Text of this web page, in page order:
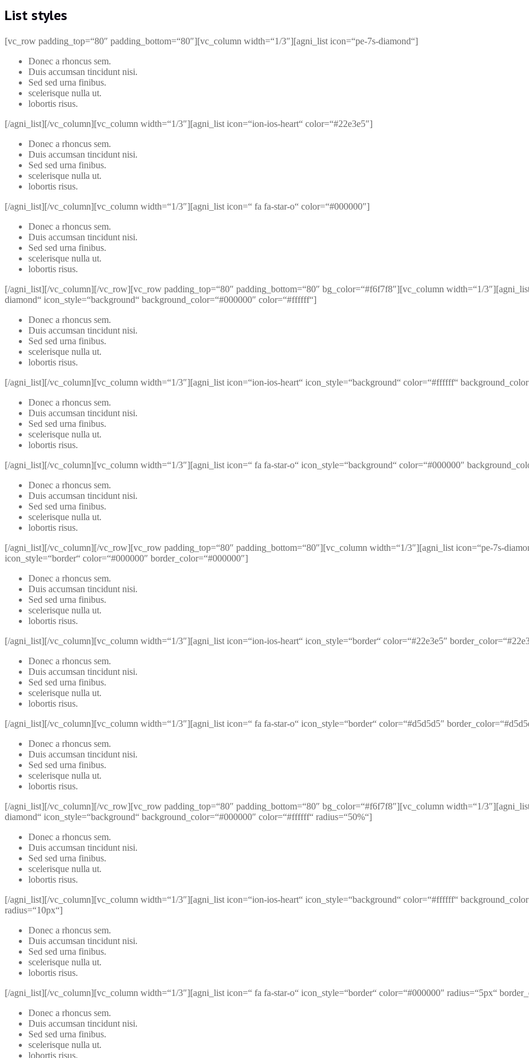
List styles
[vc_row padding_top=“80″ padding_bottom=“80″][vc_column width=“1/3″][agni_list icon=“pe-7s-diamond“]
Donec a rhoncus sem.
Duis accumsan tincidunt nisi.
Sed sed urna finibus.
scelerisque nulla ut.
lobortis risus.
[/agni_list][/vc_column][vc_column width=“1/3″][agni_list icon=“ion-ios-heart“ color=“#22e3e5″]
Donec a rhoncus sem.
Duis accumsan tincidunt nisi.
Sed sed urna finibus.
scelerisque nulla ut.
lobortis risus.
[/agni_list][/vc_column][vc_column width=“1/3″][agni_list icon=“ fa fa-star-o“ color=“#000000″]
Donec a rhoncus sem.
Duis accumsan tincidunt nisi.
Sed sed urna finibus.
scelerisque nulla ut.
lobortis risus.
[/agni_list][/vc_column][/vc_row][vc_row padding_top=“80″ padding_bottom=“80″ bg_color=“#f6f7f8″][vc_column width=“1/
diamond“ icon_style=“background“ background_color=“#000000″ color=“#ffffff“]
Donec a rhoncus sem.
Duis accumsan tincidunt nisi.
Sed sed urna finibus.
scelerisque nulla ut.
lobortis risus.
[/agni_list][/vc_column][vc_column width=“1/3″][agni_list icon=“ion-ios-heart“ icon_style=“background“ color=“#ffffff“
Donec a rhoncus sem.
Duis accumsan tincidunt nisi.
Sed sed urna finibus.
scelerisque nulla ut.
lobortis risus.
[/agni_list][/vc_column][vc_column width=“1/3″][agni_list icon=“ fa fa-star-o“ icon_style=“background“ color=“#000000″
Donec a rhoncus sem.
Duis accumsan tincidunt nisi.
Sed sed urna finibus.
scelerisque nulla ut.
lobortis risus.
[/agni_list][/vc_column][/vc_row][vc_row padding_top=“80″ padding_bottom=“80″][vc_column width=“1/3″][agni_list icon=“pe-7s-
icon_style=“border“ color=“#000000″ border_color=“#000000″]
Donec a rhoncus sem.
Duis accumsan tincidunt nisi.
Sed sed urna finibus.
scelerisque nulla ut.
lobortis risus.
[/agni_list][/vc_column][vc_column width=“1/3″][agni_list icon=“ion-ios-heart“ icon_style=“border“ color=“#22e3e5″
Donec a rhoncus sem.
Duis accumsan tincidunt nisi.
Sed sed urna finibus.
scelerisque nulla ut.
lobortis risus.
[/agni_list][/vc_column][vc_column width=“1/3″][agni_list icon=“ fa fa-star-o“ icon_style=“border“ color=“#d5d5d5″
Donec a rhoncus sem.
Duis accumsan tincidunt nisi.
Sed sed urna finibus.
scelerisque nulla ut.
lobortis risus.
[/agni_list][/vc_column][/vc_row][vc_row padding_top=“80″ padding_bottom=“80″ bg_color=“#f6f7f8″][vc_column width=“1/
diamond“ icon_style=“background“ background_color=“#000000″ color=“#ffffff“ radius=“50%“]
Donec a rhoncus sem.
Duis accumsan tincidunt nisi.
Sed sed urna finibus.
scelerisque nulla ut.
lobortis risus.
[/agni_list][/vc_column][vc_column width=“1/3″][agni_list icon=“ion-ios-heart“ icon_style=“background“ color=“#ffffff“
radius=“10px“]
Donec a rhoncus sem.
Duis accumsan tincidunt nisi.
Sed sed urna finibus.
scelerisque nulla ut.
lobortis risus.
[/agni_list][/vc_column][vc_column width=“1/3″][agni_list icon=“ fa fa-star-o“ icon_style=“border“ color=“#000000″ radius=“5px“
Donec a rhoncus sem.
Duis accumsan tincidunt nisi.
Sed sed urna finibus.
scelerisque nulla ut.
lobortis risus.